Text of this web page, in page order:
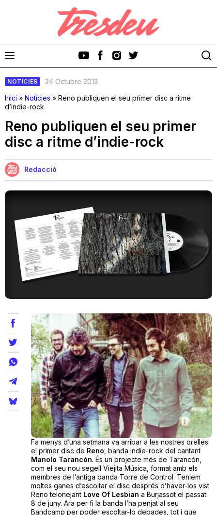
Discos
Videoclips
Cinema i Televisió
Festivals
Teatre
Opinió
Llibres
La Llista
Llocs
NOTÍCIES
24 Octubre 2013
Inici » Notícies » Reno publiquen el seu primer disc a ritme
d’indie-rock
Reno publiquen el seu primer
disc a ritme d’indie-rock
Redacció
Fa menys d’una setmana va arribar a les nostres orelles
el primer disc de Reno , banda indie-rock del cantant
Manolo Tarancón. És un projecte més de Tarancón,
com el seu nou segell Viejita Música, format amb els
membres de l’antiga banda Torre de Control. Teniem
moltes ganes d’escoltar el disc després d’haver-los vist
Reno telonejant Love Of Lesbian a Burjassot el passat
8 de juny. Ara per fi la banda l’ha penjat al seu
Bandcamp per poder escoltar-lo debades, tot i que